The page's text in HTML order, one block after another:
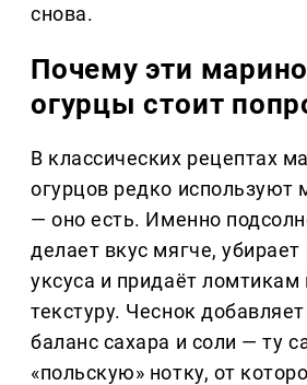
снова.
Почему эти
огурцы стоит
В классических рецептах
огурцов редко используют
— оно есть. Именно
делает вкус мягче, убирает
уксуса и придаёт
текстуру. Чеснок
баланс сахара и соли — ту
«польскую» нотку, от